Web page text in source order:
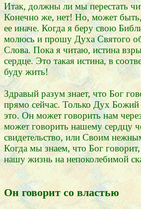
Итак, должны ли мы перестать
Конечно же, нет! Но, может быть,
ее иначе. Когда я беру свою
молюсь и прошу Духа Святого
Слова. Пока я читаю, истина
сердце. Это такая истина, в
буду жить!
Здравый разум знает, что Бог
прямо сейчас. Только Дух
это. Он может говорить нам
может говорить нашему сердцу
свидетельство, или Своим
Когда мы знаем, что Бог
нашу жизнь на непоколебимой
Он говорит со властью